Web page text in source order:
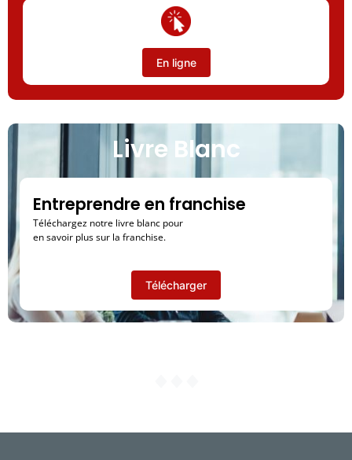
En ligne
Livre Blanc
Entreprendre en franchise
Téléchargez notre livre blanc pour
ensavoir plus sur la franchise.
Télécharger